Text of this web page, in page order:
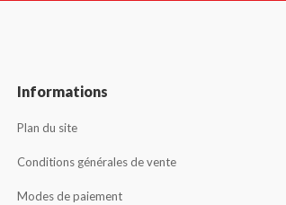
Informations
Plan du site
Conditions générales de vente
Modes de paiement